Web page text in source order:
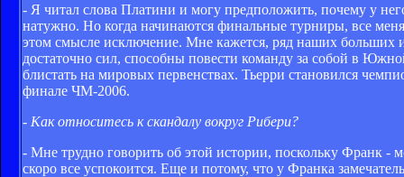
- Я читал слова Платини и могу предположить, почему у
натужно. Но когда начинаются финальные турниры, все
этом смысле исключение. Мне кажется, ряд наших больших
достаточно сил, способны повести команду за собой в
блистать на мировых первенствах. Тьерри становился
финале ЧМ-2006.
- Как относитесь к скандалу вокруг Рибери?
- Мне трудно говорить об этой истории, поскольку Франк -
скоро все успокоится. Еще и потому, что у Франка